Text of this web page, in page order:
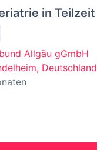
in Teilzeit
Allgäu gGmbH
Deutschland
: